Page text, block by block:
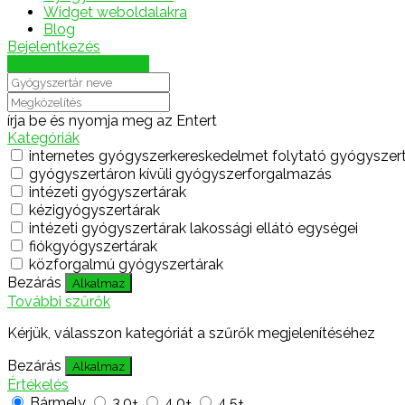
Widget weboldalakra
Blog
Bejelentkezés
írja be és nyomja meg az Entert
Kategóriák
internetes gyógyszerkereskedelmet folytató
gyógyszertáron kívüli gyógyszerforgalmazás
intézeti gyógyszertárak
kézigyógyszertárak
intézeti gyógyszertárak lakossági ellátó egységei
fiókgyógyszertárak
közforgalmú gyógyszertárak
Bezárás
Alkalmaz
További szűrők
Kérjük, válasszon kategóriát a szűrők megjelenítéséhez
Bezárás
Alkalmaz
Értékelés